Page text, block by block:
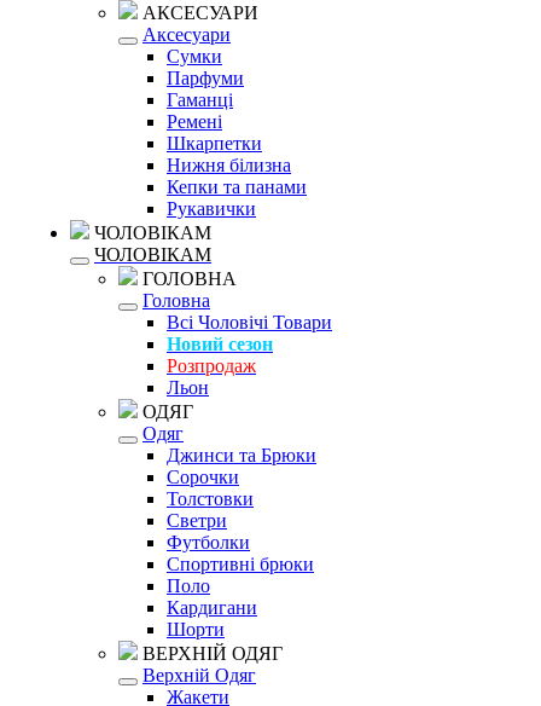
АКСЕСУАРИ
Аксесуари
Сумки
Парфуми
Гаманці
Ремені
Шкарпетки
Нижня білизна
Кепки та панами
Рукавички
ЧОЛОВІКАМ
ЧОЛОВІКАМ
ГОЛОВНА
Головна
Всі Чоловічі Товари
Новий сезон
Розпродаж
Льон
ОДЯГ
Одяг
Джинси та Брюки
Сорочки
Толстовки
Светри
Футболки
Спортивні брюки
Поло
Кардигани
Шорти
ВЕРХНІЙ ОДЯГ
Верхній Одяг
Жакети